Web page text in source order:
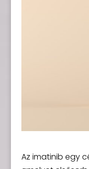
Az imatinib egy